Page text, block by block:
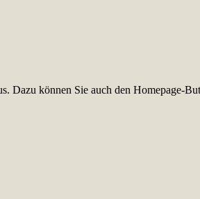
Dazu können Sie auch den Homepage-